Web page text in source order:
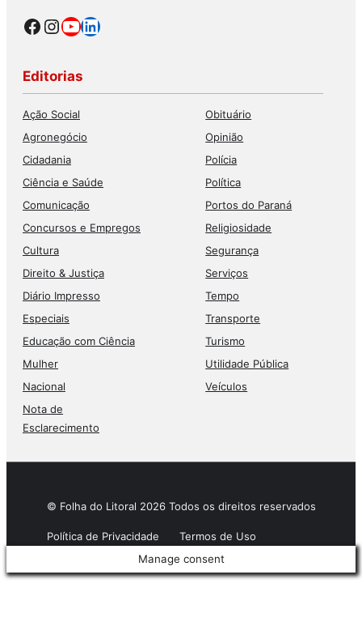
Facebook
Instagram
Youtube
LinkedIn
Editorias
Ação Social
Agronegócio
Cidadania
Ciência e Saúde
Comunicação
Concursos e Empregos
Cultura
Direito & Justiça
Diário Impresso
Especiais
Educação com Ciência
Mulher
Nacional
Nota de
Esclarecimento
Obituário
Opinião
Polícia
Política
Portos do Paraná
Religiosidade
Segurança
Serviços
Tempo
Transporte
Turismo
Utilidade Pública
Veículos
© Folha do Litoral 2026 Todos os direitos reservados
Política de Privacidade
Termos de Uso
Manage consent